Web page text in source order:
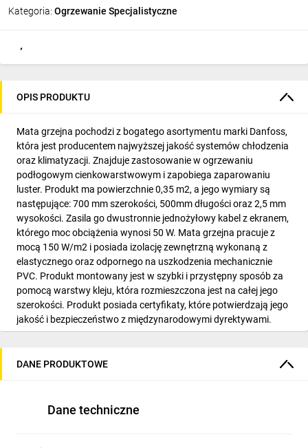
Kategoria: Ogrzewanie Specjalistyczne
OPIS PRODUKTU
Mata grzejna pochodzi z bogatego asortymentu marki Danfoss,
która jest producentem najwyższej jakość systemów chłodzenia
oraz klimatyzacji. Znajduje zastosowanie w ogrzewaniu
podłogowym cienkowarstwowym i zapobiega zaparowaniu
luster. Produkt ma powierzchnie 0,35 m2, a jego wymiary są
następujące: 700 mm szerokości, 500mm długości oraz 2,5 mm
wysokości. Zasila go dwustronnie jednożyłowy kabel z ekranem,
którego moc obciążenia wynosi 50 W. Mata grzejna pracuje z
mocą 150 W/m2 i posiada izolację zewnętrzną wykonaną z
elastycznego oraz odpornego na uszkodzenia mechanicznie
PVC. Produkt montowany jest w szybki i przystępny sposób za
pomocą warstwy kleju, która rozmieszczona jest na całej jego
szerokości. Produkt posiada certyfikaty, które potwierdzają jego
jakość i bezpieczeństwo z międzynarodowymi dyrektywami.
Elektryczna mata grzejna pozwala uzyskać idealny rozkład
przemysłowych, jak i mieszkalnych.
DANE PRODUKTOWE
Dane techniczne